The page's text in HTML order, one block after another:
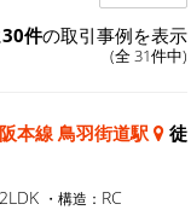
30件の取引事例を表示
(全 31件中)
本線 鳥羽街道駅
徒
2LDK ・構造： RC